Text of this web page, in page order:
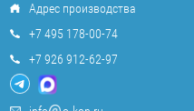
Адрес производства
+7 495 178-00-74
+7 926 912-62-97